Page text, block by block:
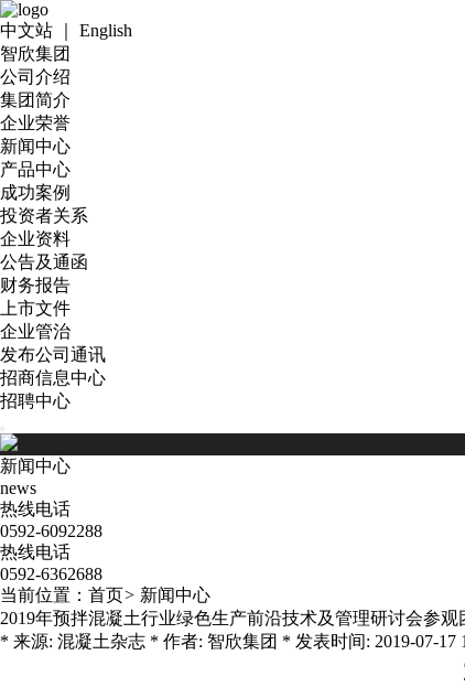
中文站
English
智欣集团
公司介绍
集团简介
企业荣誉
新闻中心
产品中心
成功案例
投资者关系
企业资料
公告及通函
财务报告
上市文件
企业管治
发布公司通讯
招商信息中心
招聘中心
新闻中心
news
热线电话
0592-6092288
热线电话
0592-6362688
当前位置： 首页> 新闻中心
2019年预拌混凝土行业绿色生产前沿技术及管理研讨会参观
* 来源: 混凝土杂志 * 作者: 智欣集团 * 发表时间: 2019-07-17